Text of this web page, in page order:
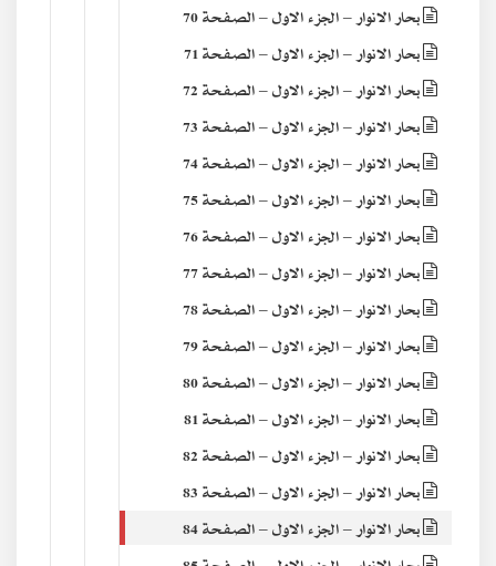
بحار الانوار – الجزء الاول – الصفحة 70
بحار الانوار – الجزء الاول – الصفحة 71
بحار الانوار – الجزء الاول – الصفحة 72
بحار الانوار – الجزء الاول – الصفحة 73
بحار الانوار – الجزء الاول – الصفحة 74
بحار الانوار – الجزء الاول – الصفحة 75
بحار الانوار – الجزء الاول – الصفحة 76
بحار الانوار – الجزء الاول – الصفحة 77
بحار الانوار – الجزء الاول – الصفحة 78
بحار الانوار – الجزء الاول – الصفحة 79
بحار الانوار – الجزء الاول – الصفحة 80
بحار الانوار – الجزء الاول – الصفحة 81
بحار الانوار – الجزء الاول – الصفحة 82
بحار الانوار – الجزء الاول – الصفحة 83
بحار الانوار – الجزء الاول – الصفحة 84